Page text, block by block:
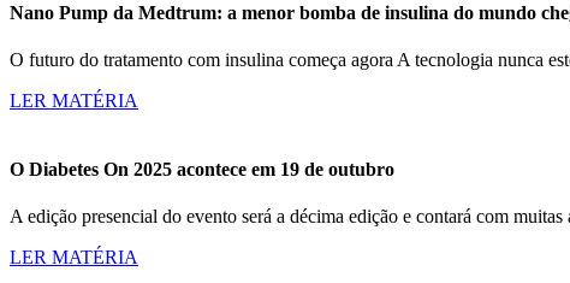
Nano Pump da Medtrum: a menor bomba de insulina do mundo
O futuro do tratamento com insulina começa agora A tecnologia nunca
LER MATÉRIA
O Diabetes On 2025 acontece em 19 de outubro
A edição presencial do evento será a décima edição e contará com
LER MATÉRIA